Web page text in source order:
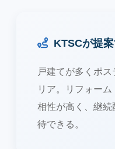
KTSCが提
戸建てが多くポ
リア。リフォー
相性が高く、継
待できる。